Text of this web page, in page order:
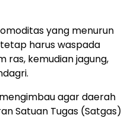
yang menurun
harus waspada
ras, kemudian jagung,
agar daerah
Satuan Tugas (Satgas)